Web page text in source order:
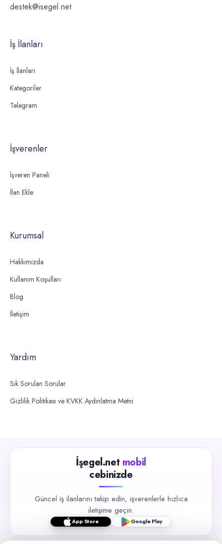
destek@isegel.net
İş İlanları
İş İlanları
Kategoriler
Telegram
İşverenler
İşveren Paneli
İlan Ekle
Kurumsal
Hakkımızda
Kullanım Koşulları
Blog
İletişim
Yardım
Sık Sorulan Sorular
Gizlilik Politikası ve KVKK Aydınlatma Metni
İşegel.net mobil
cebinizde
Güncel iş ilanlarını takip edin, işverenlerle hızlıca
iletişime geçin.
App Store Google Play